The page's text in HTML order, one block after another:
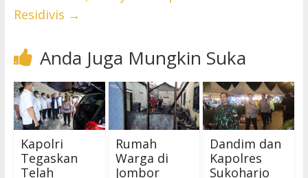
Residivis →
Anda Juga Mungkin Suka
Kapolri
Tegaskan
Telah
Rumah
Warga di
Jombor
Dandim dan
Kapolres
Sukoharjo